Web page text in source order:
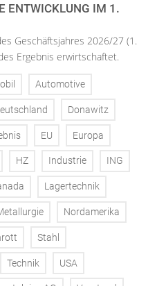
ENTWICKLUNG IM 1.
Geschäftsjahres 2026/27 (1.
Ergebnis erwirtschaftet.
Automotive
Donawitz
EU Europa
HZ Industrie ING
Lagertechnik
Nordamerika
Stahl
Technik USA